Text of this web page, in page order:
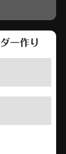
ー作り